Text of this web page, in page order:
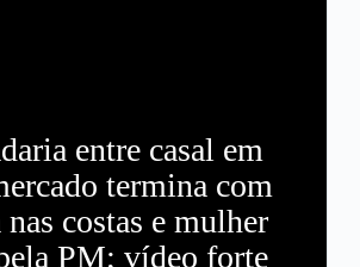
entre casal em
termina com
nas costas e mulher
PM; vídeo forte